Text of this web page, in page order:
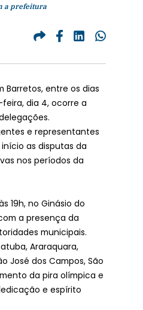
a prefeitura
Barretos, entre os dias
dia 4, ocorre a
e representantes
as disputas da
nos períodos da
19h, no Ginásio do
a presença da
municipais.
Araraquara,
José dos Campos, São
da pira olímpica e
e espírito